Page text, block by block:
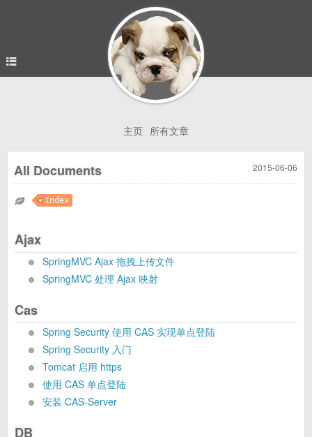
主页 所有文章
2015-06-06
All Documents
Index
Ajax
SpringMVC Ajax 拖拽上传文件
SpringMVC 处理 Ajax 映射
Cas
Spring Security 使用 CAS 实现单点登陆
Spring Security 入门
Tomcat 启用 https
使用 CAS 单点登陆
安装 CAS-Server
DB